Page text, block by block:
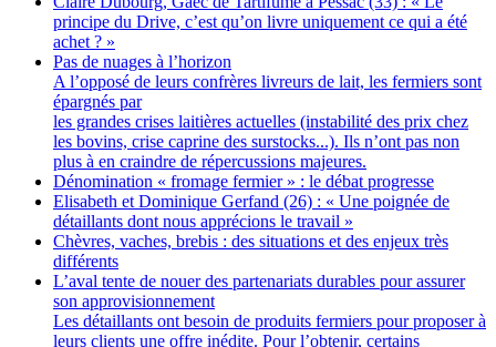
principe du Drive, c’est qu’on livre uniquement ce qui a été
achet ? »
Pas de nuages à l’horizon
A l’opposé de leurs confrères livreurs de lait, les fermiers sont
épargnés par
les grandes crises laitières actuelles (instabilité des prix chez
les bovins, crise caprine des surstocks...). Ils n’ont pas non
plus à en craindre de répercussions majeures.
Dénomination « fromage fermier » : le débat progresse
Elisabeth et Dominique Gerfand (26) : « Une poignée de
détaillants dont nous apprécions le travail »
Chèvres, vaches, brebis : des situations et des enjeux très
différents
L’aval tente de nouer des partenariats durables pour assurer
son approvisionnement
Les détaillants ont besoin de produits fermiers pour proposer à
leurs clients une offre inédite. Pour l’obtenir, certains